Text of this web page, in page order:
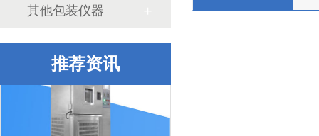
其他包装仪器
推荐资讯